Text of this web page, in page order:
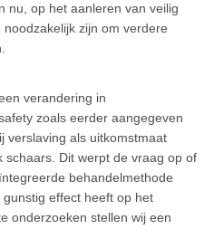
nu, op het aanleren van veilig
zijn om verdere
verandering in
zoals eerder aangegeven
verslaving als uitkomstmaat
Dit werpt de vraag op of
behandelmethode
effect heeft op het
onderzoeken stellen wij een